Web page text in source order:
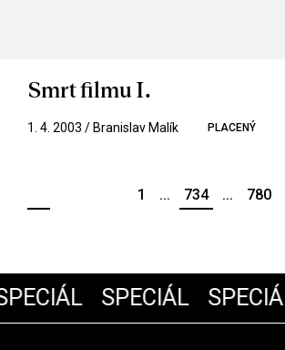
Smrt filmu I.
1. 4. 2003 / Branislav Malík PLACENÝ
1 ... 734 ... 780
SPECIÁL SPECIÁL